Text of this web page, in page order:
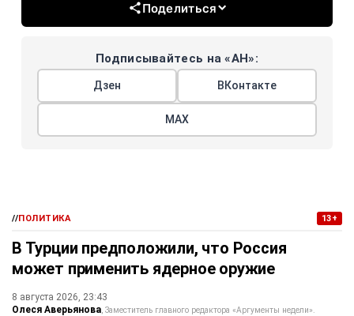
Поделиться
Подписывайтесь на «АН»:
Дзен ВКонтакте
МАХ
//ПОЛИТИКА 13+
В Турции предположили, что Россия
может применить ядерное оружие
8 августа 2026, 23:43
Олеся Аверьянова Заместитель главного редактора «Аргументы недели».